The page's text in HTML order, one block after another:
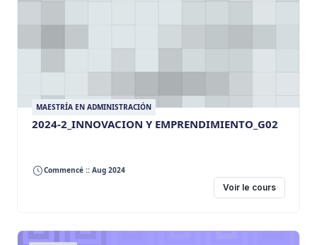
MAESTRÍA EN ADMINISTRACIÓN
2024-2_INNOVACION Y EMPRENDIMIENTO_G02
Commencé :: Aug 2024
Voir le cours